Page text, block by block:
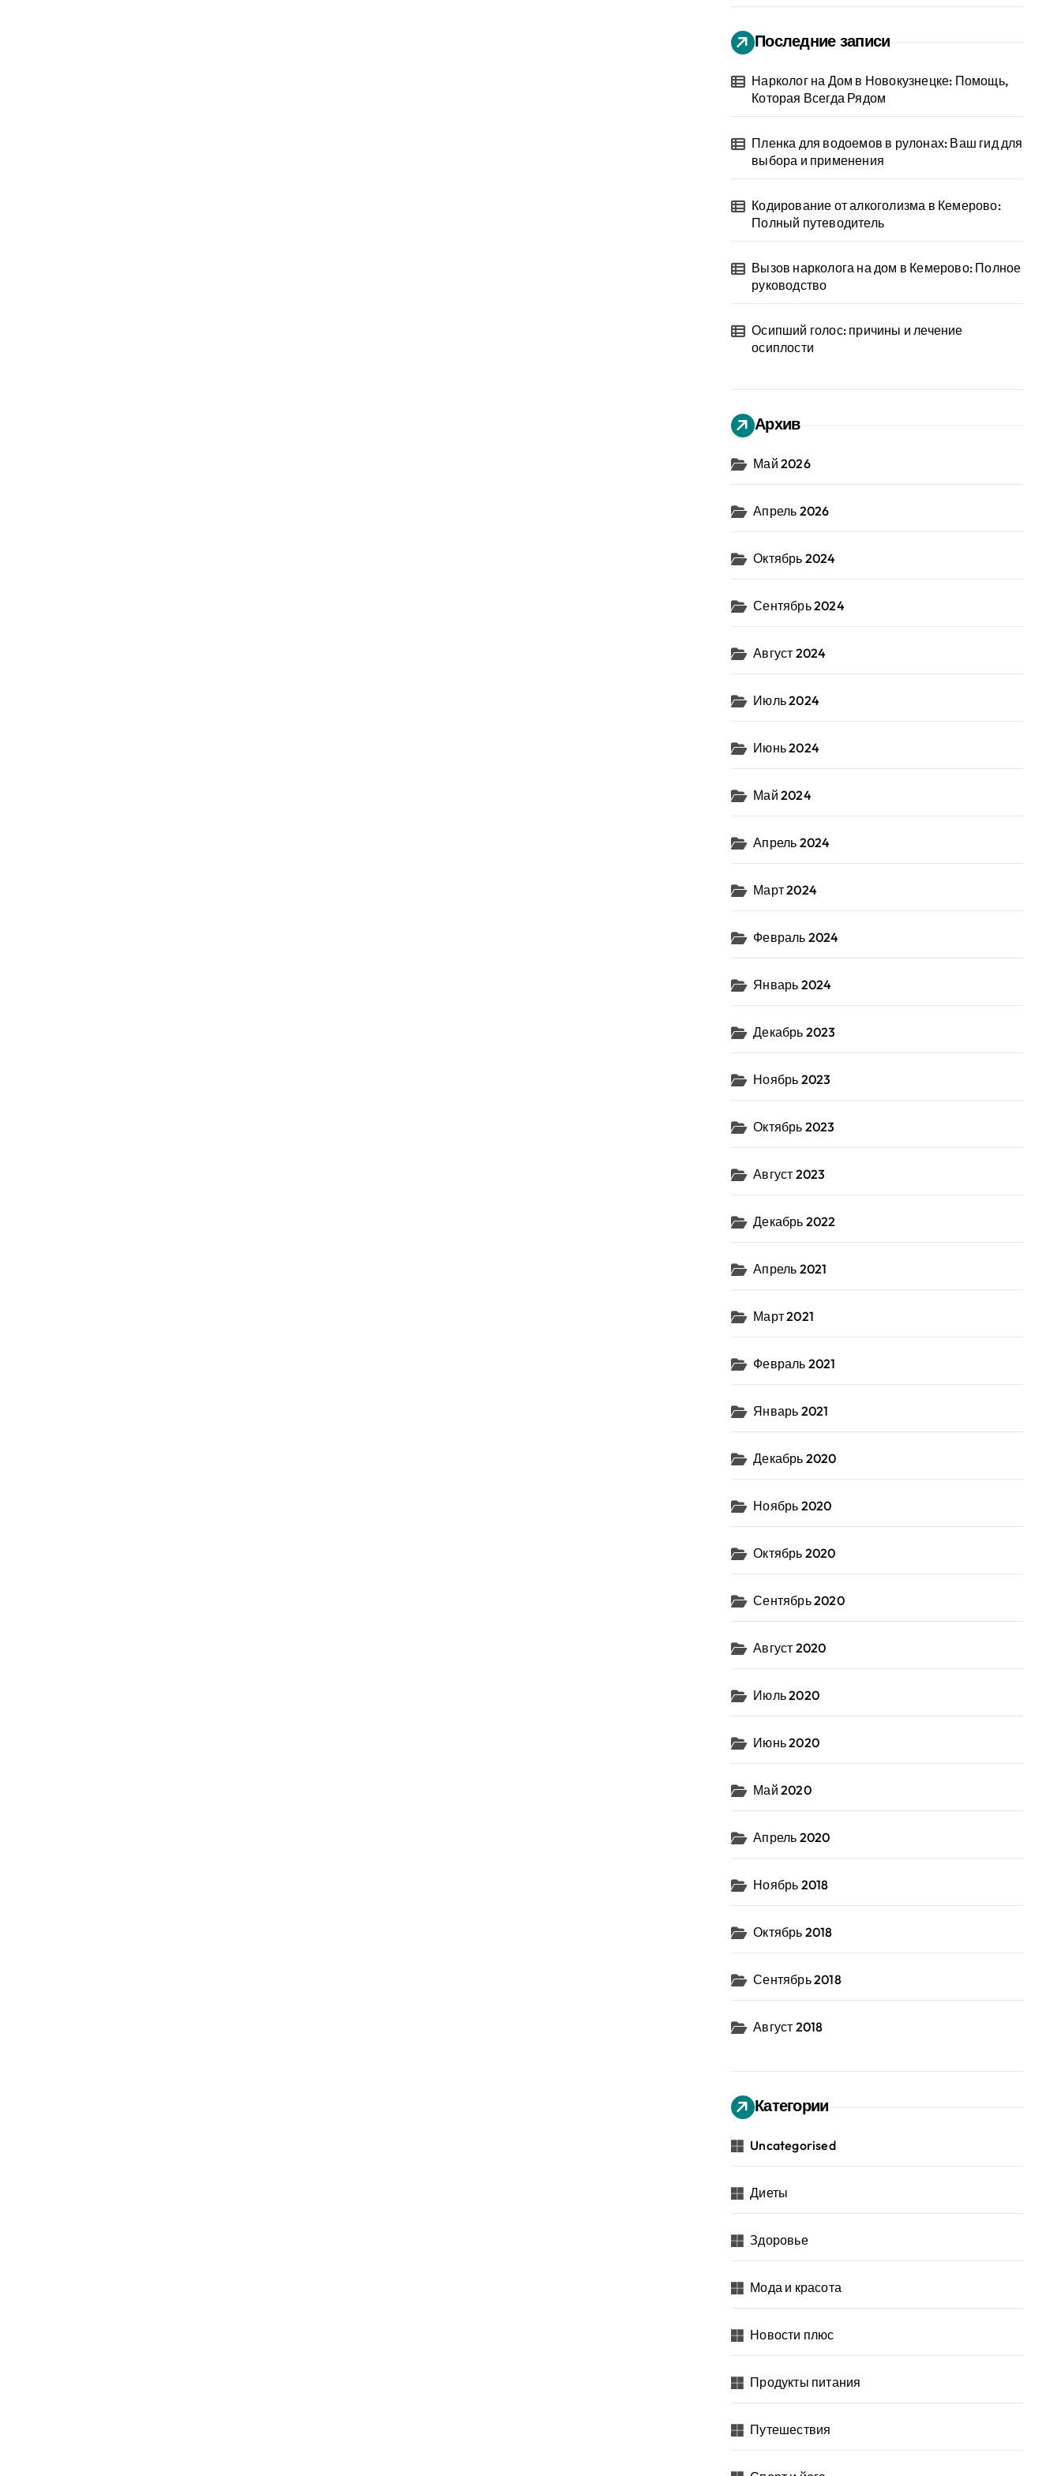
Последние записи
Нарколог на Дом в Новокузнецке: Помощь,
Которая Всегда Рядом
Пленка для водоемов в рулонах: Ваш гид для
выбора и применения
Кодирование от алкоголизма в Кемерово:
Полный путеводитель
Вызов нарколога на дом в Кемерово: Полное
руководство
Осипший голос: причины и лечение
осиплости
Архив
Май 2026
Апрель 2026
Октябрь 2024
Сентябрь 2024
Август 2024
Июль 2024
Июнь 2024
Май 2024
Апрель 2024
Март 2024
Февраль 2024
Январь 2024
Декабрь 2023
Ноябрь 2023
Октябрь 2023
Август 2023
Декабрь 2022
Апрель 2021
Март 2021
Февраль 2021
Январь 2021
Декабрь 2020
Ноябрь 2020
Октябрь 2020
Сентябрь 2020
Август 2020
Июль 2020
Июнь 2020
Май 2020
Апрель 2020
Ноябрь 2018
Октябрь 2018
Сентябрь 2018
Август 2018
Категории
Uncategorised
Диеты
Здоровье
Мода и красота
Новости плюс
Продукты питания
Путешествия